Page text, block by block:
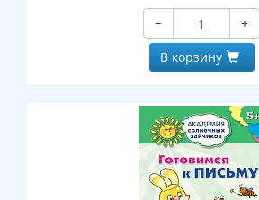
−
+
В корзину